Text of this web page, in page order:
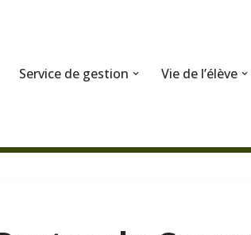
Service de gestion Vie de l’élève